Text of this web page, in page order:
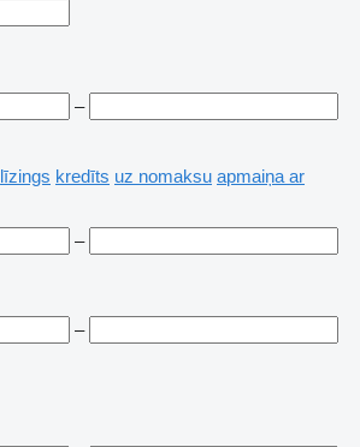
–
līzings kredīts uz nomaksu apmaiņa ar
–
–